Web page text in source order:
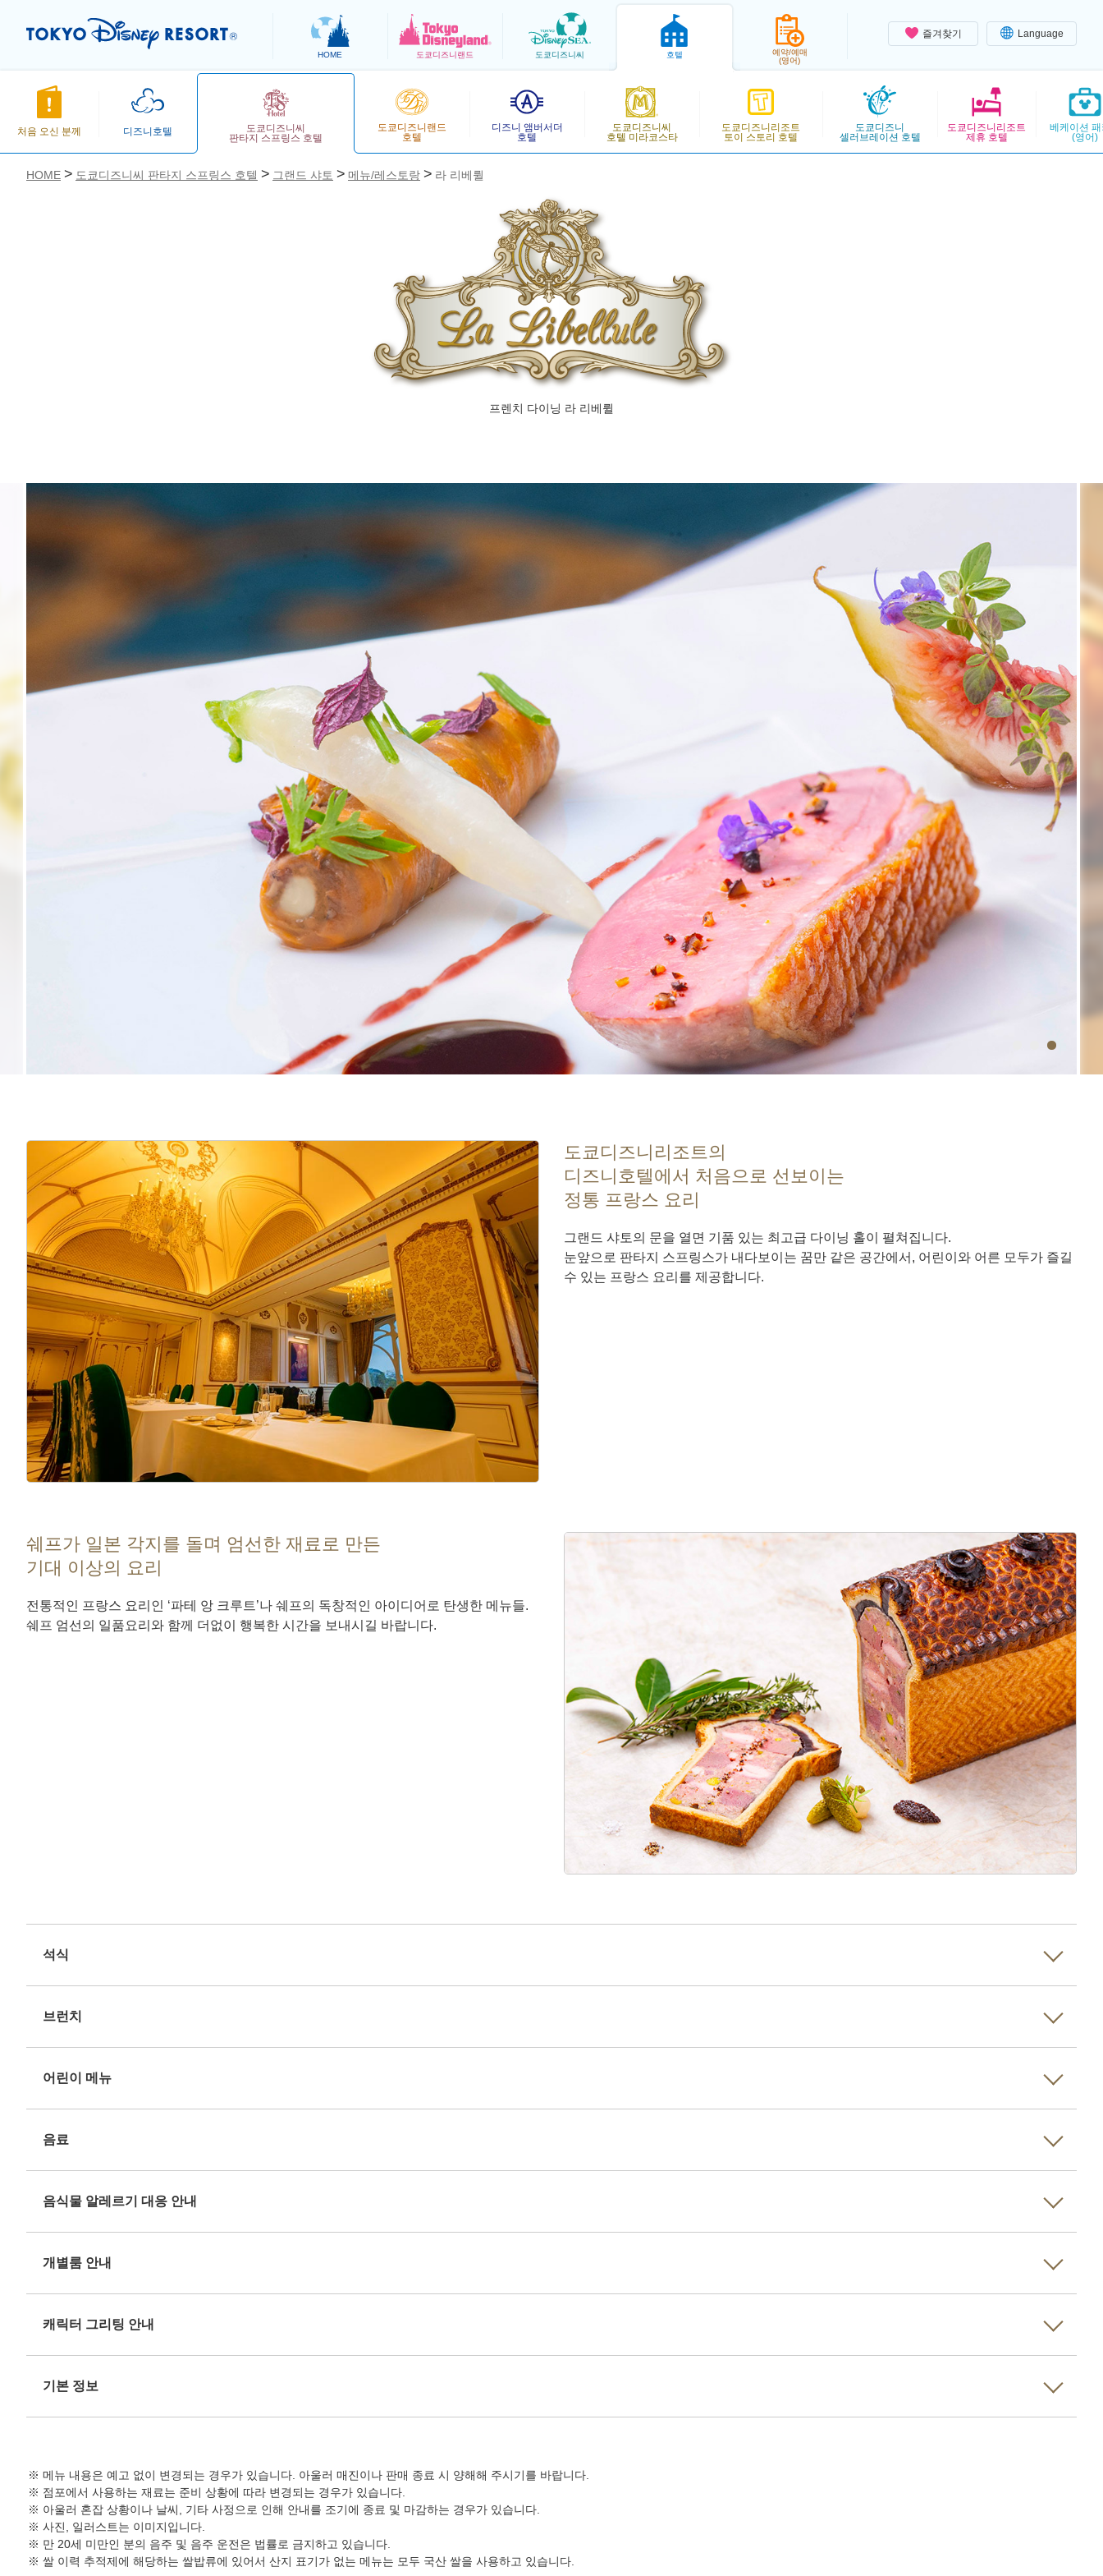
즐겨찾기 Language
HOME 도쿄디즈니랜드 도쿄디즈니씨 호텔
예약/예매
(영어)
처음 오신 분께 디즈니호텔
도쿄디즈니씨
판타지 스프링스 호텔
도쿄디즈니랜드
호텔
디즈니 앰버서더
호텔
도쿄디즈니씨
호텔 미라코스타
도쿄디즈니리조트
토이 스토리 호텔
도쿄디즈니
셀러브레이션 호텔
도쿄디즈니리조트
제휴 호텔
베케이션
(영어)
HOME 도쿄디즈니씨 판타지 스프링스 호텔 그랜드 샤토 메뉴/레스토랑 라 리베륄
프렌치 다이닝 라 리베륄
도쿄디즈니리조트의
디즈니호텔에서 처음으로 선보이는
정통 프랑스 요리
그랜드 샤토의 문을 열면 기품 있는 최고급 다이닝 홀이 펼쳐집니다.
눈앞으로 판타지 스프링스가 내다보이는 꿈만 같은 공간에서, 어린이와 어른 모두가 즐길
수 있는 프랑스 요리를 제공합니다.
쉐프가 일본 각지를 돌며 엄선한 재료로 만든
기대 이상의 요리
전통적인 프랑스 요리인 ‘파테 앙 크루트’나 쉐프의 독창적인 아이디어로 탄생한 메뉴들.
쉐프 엄선의 일품요리와 함께 더없이 행복한 시간을 보내시길 바랍니다.
석식
브런치
어린이 메뉴
음료
음식물 알레르기 대응 안내
개별룸 안내
캐릭터 그리팅 안내
기본 정보
메뉴 내용은 예고 없이 변경되는 경우가 있습니다. 아울러 매진이나 판매 종료 시 양해해 주시기를 바랍니다.
점포에서 사용하는 재료는 준비 상황에 따라 변경되는 경우가 있습니다.
아울러 혼잡 상황이나 날씨, 기타 사정으로 인해 안내를 조기에 종료 및 마감하는 경우가 있습니다.
사진, 일러스트는 이미지입니다.
만 20세 미만인 분의 음주 및 음주 운전은 법률로 금지하고 있습니다.
쌀 이력 추적제에 해당하는 쌀밥류에 있어서 산지 표기가 없는 메뉴는 모두 국산 쌀을 사용하고 있습니다.